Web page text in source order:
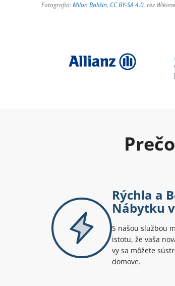
Fotografia:Milan Bališin, CC BY-SA 4.0, cez
Rýchla a
Nábytku
S našou službou
istotu, že vaša
vy sa môžete
domove.